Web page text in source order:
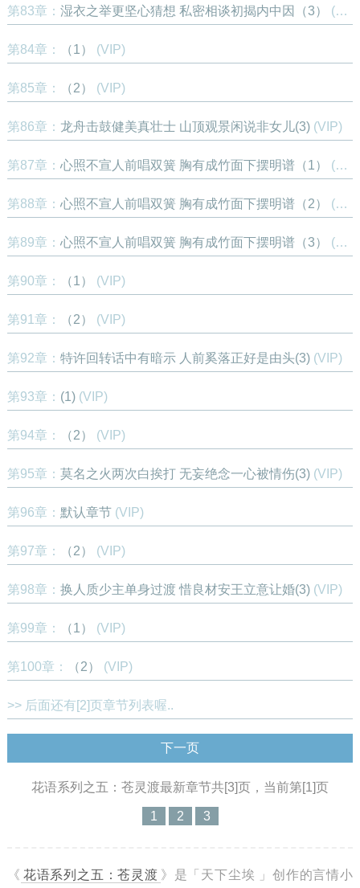
第83章： 湿衣之举更坚心猜想 私密相谈初揭内中因（3） (VIP)
第84章： （1） (VIP)
第85章： （2） (VIP)
第86章： 龙舟击鼓健美真壮士 山顶观景闲说非女儿(3)(VIP)
第87章： 心照不宣人前唱双簧 胸有成竹面下摆明谱（1） (VIP)
第88章： 心照不宣人前唱双簧 胸有成竹面下摆明谱（2） (VIP)
第89章： 心照不宣人前唱双簧 胸有成竹面下摆明谱（3） (VIP)
第90章： （1） (VIP)
第91章： （2） (VIP)
第92章： 特许回转话中有暗示 人前奚落正好是由头(3)(VIP)
第93章： (1)(VIP)
第94章： （2） (VIP)
第95章： 莫名之火两次白挨打 无妄绝念一心被情伤(3)(VIP)
第96章： 默认章节(VIP)
第97章： （2） (VIP)
第98章： 换人质少主单身过渡 惜良材安王立意让婚(3)(VIP)
第99章： （1） (VIP)
第100章： （2） (VIP)
>> 后面还有[2]页章节列表喔..
下一页
花语系列之五：苍灵渡最新章节共[3]页，当前第[1]页
1 2 3
《 花语系列之五：苍灵渡 》是「天下尘埃 」创作的言情小